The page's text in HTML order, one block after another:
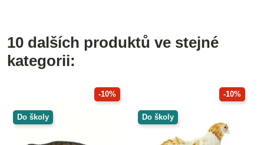
10 dalších produktů ve stejné
kategorii:
-10%
Do školy
-10%
Do školy